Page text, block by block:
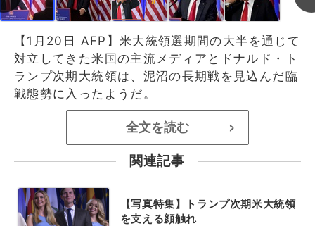
【1月20日 AFP】米大統領選期間の大半を通じて
対立してきた米国の主流メディアとドナルド・ト
ランプ次期大統領は、泥沼の長期戦を見込んだ臨
戦態勢に入ったようだ。
全文を読む >
関連記事
【写真特集】トランプ次期米大統領
を支える顔触れ